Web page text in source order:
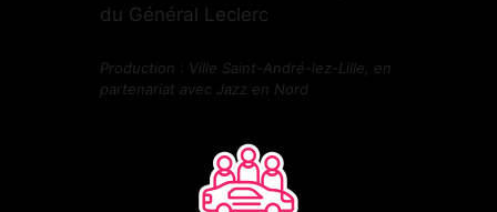
du Général Leclerc
Production : Ville Saint-André-lez-Lille, en
partenariat avec Jazz en Nord